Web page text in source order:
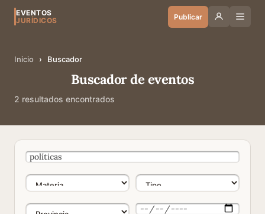
EVENTOS
JURÍDICOS
Publicar
Inicio › Buscador
Buscador de eventos
2 resultados encontrados